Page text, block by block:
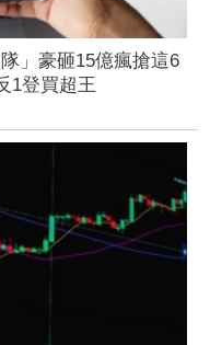
」豪砸15億瘋搶這6
1登買超王